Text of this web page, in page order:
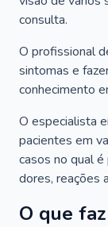
consulta.
O profissional
sintomas e
conhecimento
O especialista
pacientes em
casos no qual
dores, reações
O que